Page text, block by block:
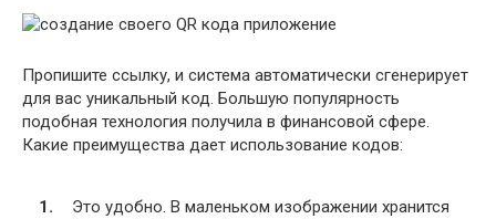
Пропишите ссылку, и система автоматически сгенерирует
для вас уникальный код. Большую популярность
подобная технология получила в финансовой сфере.
Какие преимущества дает использование кодов:
Это удобно. В маленьком изображении хранится